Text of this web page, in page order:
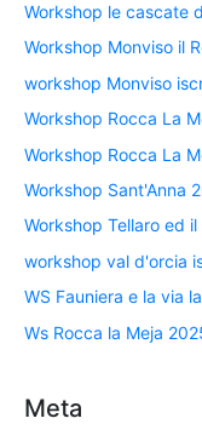
Workshop le cascate
Workshop Monviso il
workshop Monviso
Workshop Rocca La
Workshop Rocca La
Workshop Sant'Anna
Workshop Tellaro ed
workshop val d'orcia
WS Fauniera e la via
Ws Rocca la Meja
Meta